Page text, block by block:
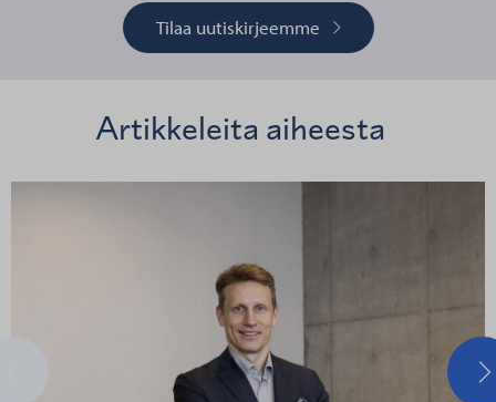
Tilaa uutiskirjeemme
Artikkeleita aiheesta